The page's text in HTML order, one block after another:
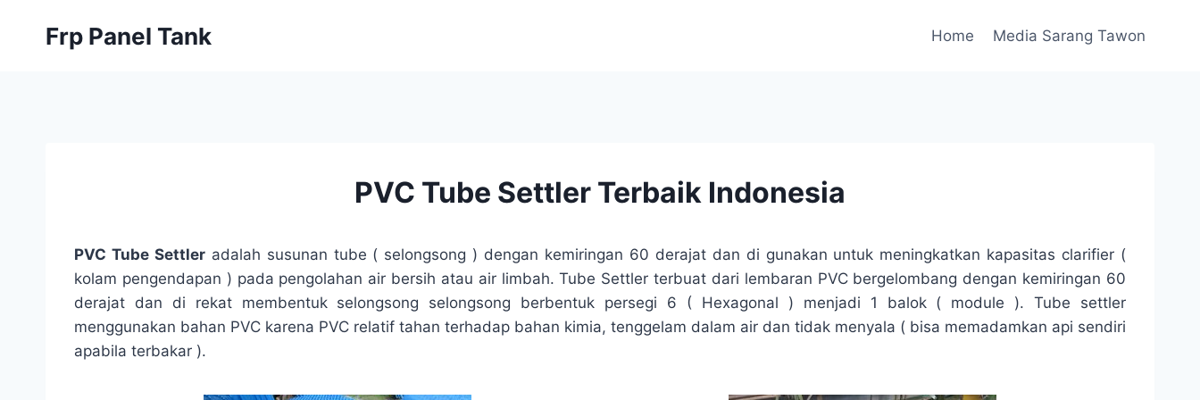
Frp Panel Tank Home Media Sarang Tawon
PVC Tube Settler Terbaik Indonesia
PVC Tube Settleradalah susunan tube ( selongsong ) dengan kemiringan 60 derajat dan di gunakan untuk meningkatkan kapasitas clarifier (
kolam pengendapan ) pada pengolahan air bersih atau air limbah. Tube Settler terbuat dari lembaran PVC bergelombang dengan kemiringan 60
derajat dan di rekat membentuk selongsong selongsong berbentuk persegi 6 ( Hexagonal ) menjadi 1 balok ( module ). Tube settler
menggunakan bahan PVC karena PVC relatif tahan terhadap bahan kimia, tenggelam dalam air dan tidak menyala ( bisa memadamkan api sendiri
apabila terbakar ).